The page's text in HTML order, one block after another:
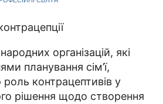
організацій, які
планування сім’ї,
контрацептивів у
рішення щодо створення